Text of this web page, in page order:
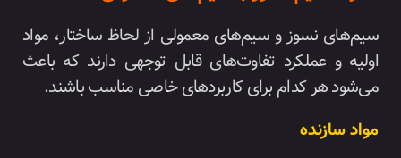
سیم‌های نسوز و سیم‌های معمولی از لحاظ ساختار، مواد
اولیه و عملکرد تفاوت‌های قابل توجهی دارند که باعث
می‌شود هر کدام برای کاربردهای خاصی مناسب باشند.
مواد سازنده